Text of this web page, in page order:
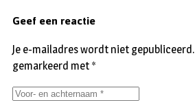
Geef een reactie
Je e-mailadres wordt niet gepubliceerd.
gemarkeerd met *